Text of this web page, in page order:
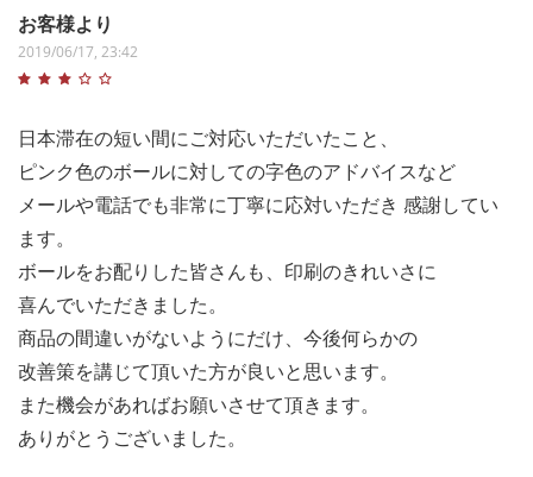
お客様より
2019/06/17, 23:42
日本滞在の短い間にご対応いただいたこと、
ピンク色のボールに対しての字色のアドバイスなど
メールや電話でも非常に丁寧に応対いただき 感謝してい
ます。
ボールをお配りした皆さんも、印刷のきれいさに
喜んでいただきました。
商品の間違いがないようにだけ、今後何らかの
改善策を講じて頂いた方が良いと思います。
また機会があればお願いさせて頂きます。
ありがとうございました。